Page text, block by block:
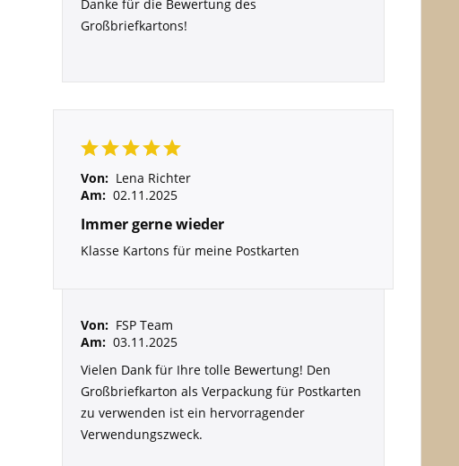
Danke für die Bewertung des
Großbriefkartons!
Von: Lena Richter
Am: 02.11.2025
Immer gerne wieder
Klasse Kartons für meine Postkarten
Von: FSP Team
Am: 03.11.2025
Vielen Dank für Ihre tolle Bewertung! Den
Großbriefkarton als Verpackung für Postkarten
zu verwenden ist ein hervorragender
Verwendungszweck.